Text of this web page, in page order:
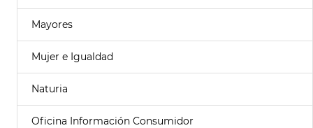
Mayores
Mujer e Igualdad
Naturia
Oficina Información Consumidor